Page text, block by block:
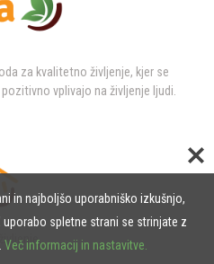
za kvalitetno življenje, kjer se
vplivajo na življenje ljudi.
in najboljšo uporabniško izkušnjo,
spletne strani se strinjate z
Več informacij in nastavitve.